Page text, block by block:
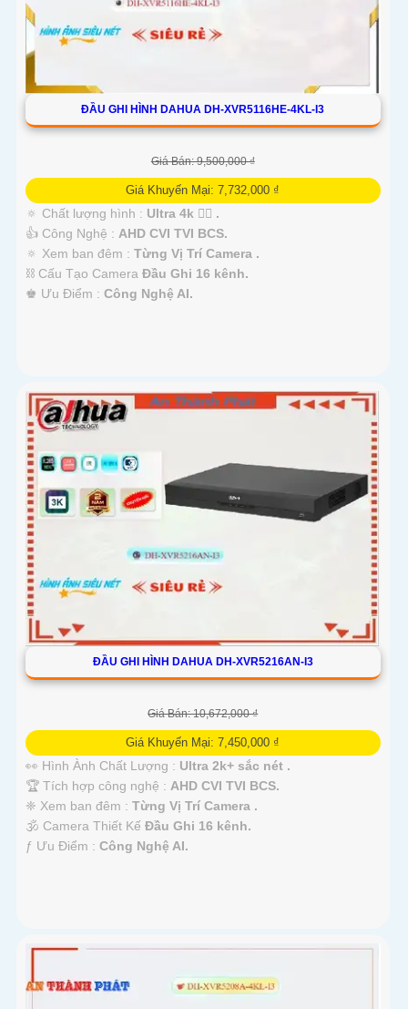
ĐẦU GHI HÌNH DAHUA DH-XVR5116HE-4KL-I3
Giá Bán: 9,500,000 ₫
Giá Khuyến Mại: 7,732,000 ₫
🔅 Chất lượng hình : Ultra 4k 👍🏾 .
👍 Công Nghệ : AHD CVI TVI BCS.
🔅 Xem ban đêm : Từng Vị Trí Camera .
⛓ Cấu Tạo Camera Đầu Ghi 16 kênh.
️♚ Ưu Điểm : Công Nghệ AI.
ĐẦU GHI HÌNH DAHUA DH-XVR5216AN-I3
Giá Bán: 10,672,000 ₫
Giá Khuyến Mại: 7,450,000 ₫
👀 Hình Ành Chất Lượng : Ultra 2k+ sắc nét .
🏆 Tích hợp công nghệ : AHD CVI TVI BCS.
❈ Xem ban đêm : Từng Vị Trí Camera .
🕉️ Camera Thiết Kế Đầu Ghi 16 kênh.
️ƒ Ưu Điểm : Công Nghệ AI.